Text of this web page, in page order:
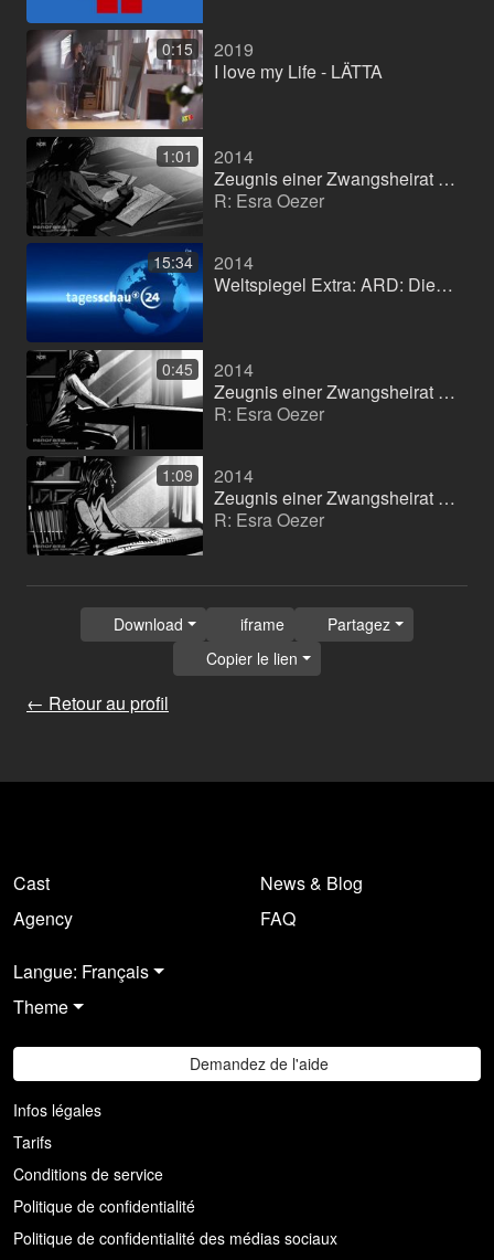
0:15
2019
I love my Life - LÄTTA
1:01
2014
Zeugnis einer Zwangsheirat (Doublage)
R: Esra Oezer
15:34
2014
Weltspiegel Extra: ARD: Die Bürokratie des Terrors
0:45
2014
Zeugnis einer Zwangsheirat (Doublage)
R: Esra Oezer
1:09
2014
Zeugnis einer Zwangsheirat (Doublage)
R: Esra Oezer
← Retour au profil
Download iframe
Partagez
Copier le lien
Cast
Agency
News & Blog
FAQ
Langue: Français
Theme
Demandez de l'aide
Infos légales
Tarifs
Conditions de service
Politique de confidentialité
Politique de confidentialité des médias sociaux